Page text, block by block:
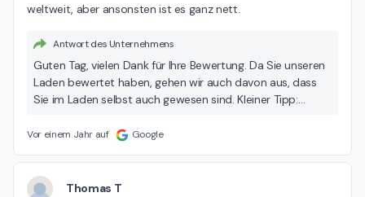
weltweit, aber ansonsten ist es ganz nett.
Antwort des Unternehmens
Guten Tag, vielen Dank für Ihre Bewertung. Da Sie unseren
Laden bewertet haben, gehen wir auch davon aus, dass
Sie im Laden selbst auch gewesen sind. Kleiner Tipp:
Ansonsten richten wir unsere Preise nach den Preisen
Viele Grüße, Ihr Team von S&E
Vor einem Jahr auf Google
Thomas T